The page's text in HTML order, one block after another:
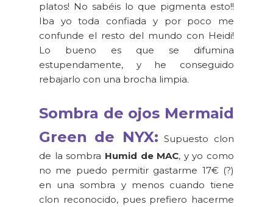
platos! No sabéis lo que pigmenta esto!!
Iba yo toda confiada y por poco me
confunde el resto del mundo con Heidi!
Lo bueno es que se difumina
estupendamente, y he conseguido
rebajarlo con una brocha limpia.
Sombra de ojos Mermaid
Green de NYX: Supuesto clon
de la sombra Humid de MAC, y yo como
no me puedo permitir gastarme 17€ (?)
en una sombra y menos cuando tiene
clon reconocido, pues prefiero hacerme